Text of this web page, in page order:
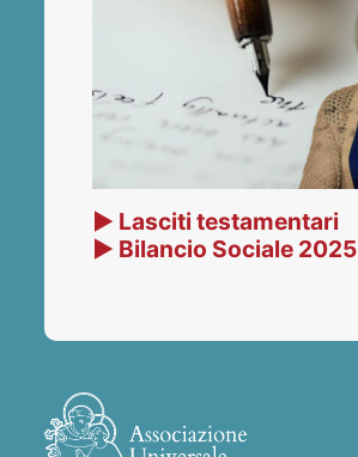
▶ Lasciti testamentari
▶ Bilancio Sociale 2025